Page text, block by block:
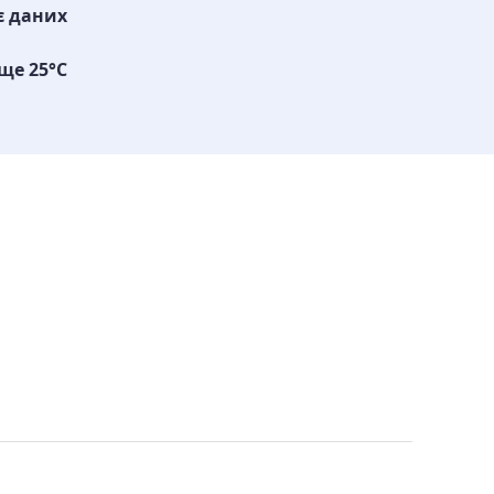
даних
25°C